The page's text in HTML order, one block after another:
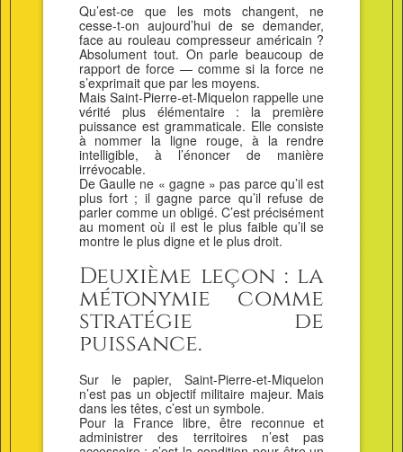
Qu’est-ce que les mots changent, ne
cesse-t-on aujourd’hui de se demander,
face au rouleau compresseur américain ?
Absolument tout. On parle beaucoup de
rapport de force — comme si la force ne
s’exprimait que par les moyens.
Mais Saint-Pierre-et-Miquelon rappelle une
vérité plus élémentaire : la première
puissance est grammaticale. Elle consiste
à nommer la ligne rouge, à la rendre
intelligible, à l’énoncer de manière
irrévocable.
De Gaulle ne « gagne » pas parce qu’il est
plus fort ; il gagne parce qu’il refuse de
parler comme un obligé. C’est précisément
au moment où il est le plus faible qu’il se
montre le plus digne et le plus droit.
Deuxième leçon : la
métonymie comme
stratégie de
puissance.
Sur le papier, Saint-Pierre-et-Miquelon
n’est pas un objectif militaire majeur. Mais
dans les têtes, c’est un symbole.
Pour la France libre, être reconnue et
administrer des territoires n’est pas